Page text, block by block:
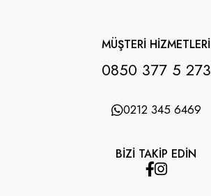
MÜŞTERİ HİZMETLERİ
0850 377 5 273
0212 345 6469
BİZİ TAKİP EDİN